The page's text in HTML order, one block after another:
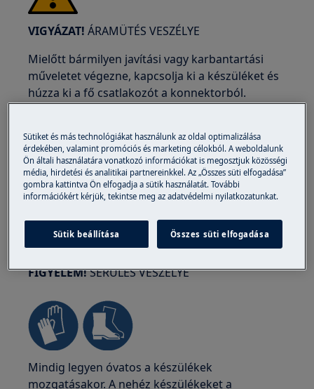
VIGYÁZAT! ÁRAMÜTÉS VESZÉLYE
Mielőtt bármilyen javítási vagy karbantartási
műveletet végezne, kapcsolja ki a készüléket és
húzza ki a fő csatlakozót a konnektorból.
FIGYELEM!SÉRÜLÉS VESZÉLYE
Mindig legyen óvatos a készülékek
mozgatásakor. A nehéz készülékeket a
Sütiket és más technológiákat használunk az oldal optimalizálása
érdekében, valamint promóciós és marketing célokból. A weboldalunk
Ön általi használatára vonatkozó információkat is megosztjuk közösségi
média, hirdetési és analitikai partnereinkkel. Az „Összes süti elfogadása”
gombra kattintva Ön elfogadja a sütik használatát. További
információkért kérjük, tekintse meg az adatvédelmi nyilatkozatunkat.
Sütik beállítása Összes süti elfogadása